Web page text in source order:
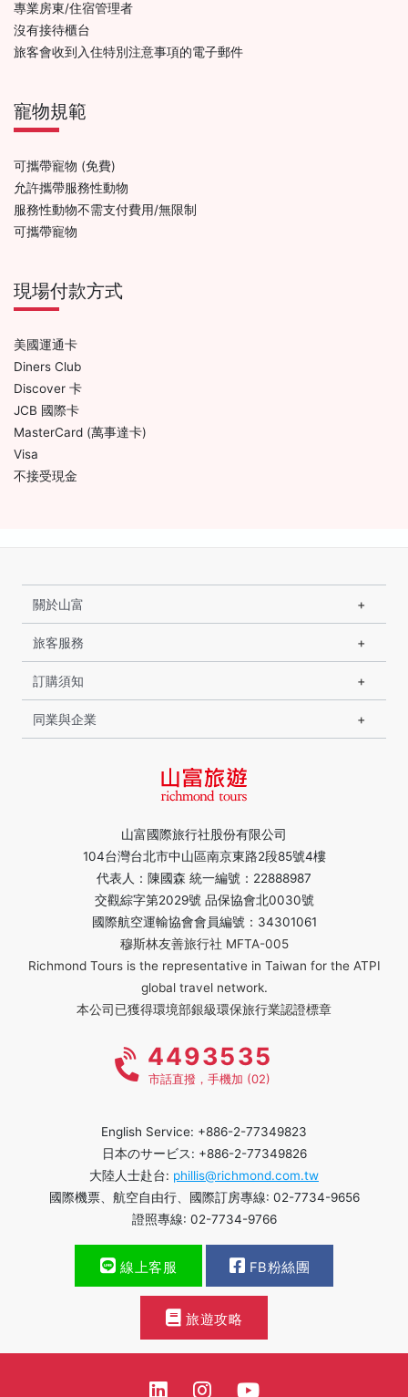
專業房東/住宿管理者
沒有接待櫃台
旅客會收到入住特別注意事項的電子郵件
寵物規範
可攜帶寵物 (免費)
允許攜帶服務性動物
服務性動物不需支付費用/無限制
可攜帶寵物
現場付款方式
美國運通卡
Diners Club
Discover 卡
JCB 國際卡
MasterCard (萬事達卡)
Visa
不接受現金
山富國際旅行社股份有限公司
104台灣台北市中山區南京東路2段85號4樓
代表人：陳國森 統一編號：22888987
交觀綜字第2029號 品保協會北0030號
國際航空運輸協會會員編號：34301061
穆斯林友善旅行社 MFTA-005
Richmond Tours is the representative in Taiwan for the ATPI
global travel network.
本公司已獲得環境部銀級環保旅行業認證標章
關於山富
旅客服務
訂購須知
同業與企業
4493535
市話直撥，手機加 (02)
English Service: +886-2-77349823
日本のサービス: +886-2-77349826
大陸人士赴台: phillis@richmond.com.tw
國際機票、航空自由行、國際訂房專線: 02-7734-9656
證照專線: 02-7734-9766
線上客服 FB粉絲團
旅遊攻略